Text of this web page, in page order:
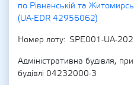
по Рівненській та
(UA-EDR 42956062)
Номер лоту
SPE001-UA-
Адміністративна будівля,
будівлі 04232000-3